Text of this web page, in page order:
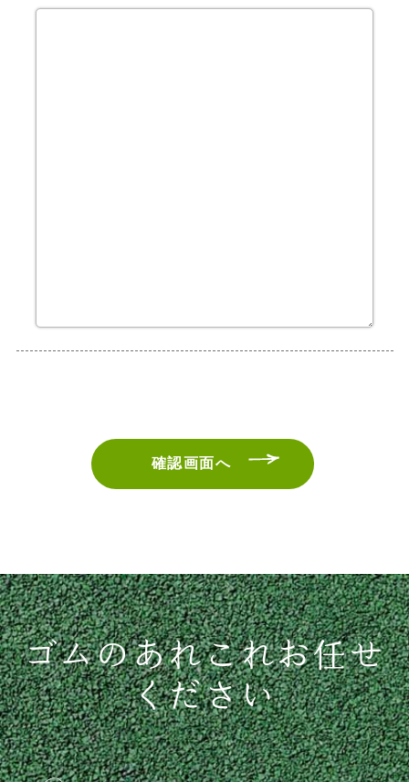
ゴムのあれこれお任せ
ください